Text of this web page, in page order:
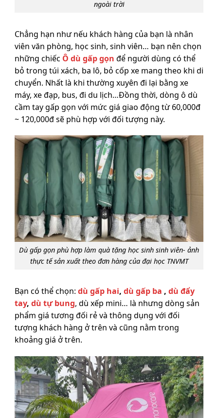
ngoài trời
Chẳng hạn như nếu khách hàng của bạn là nhân
viên văn phòng, học sinh, sinh viên… bạn nên chọn
những chiếc Ô dù gấp gọn để người dùng có thể
bỏ trong túi xách, ba lô, bỏ cốp xe mang theo khi di
chuyển. Nhất là khi thường xuyên đi lại bằng xe
máy, xe đạp, bus, đi du lịch…Đồng thời, dòng ô dù
cầm tay gấp gọn với mức giá giao động từ 60,000đ
~ 120,000đ sẽ phù hợp với đối tượng này.
Dù gấp gọn phù hợp làm quà tặng học sinh sinh viên- ảnh
thực tế sản xuất theo đơn hàng của đại học TNVMT
Bạn có thể chọn: dù gấp hai, dù gấp ba , dù đẩy
tay, dù tự bung, dù xếp mini… là nhưng dòng sản
phẩm giá tương đối rẻ và thông dụng với đối
tượng khách hàng ở trên và cũng nằm trong
khoảng giá ở trên.